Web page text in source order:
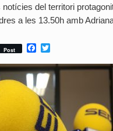
del territori
a les 13.50h amb
Post
F
c
e
b
o
o
k
i
t
r